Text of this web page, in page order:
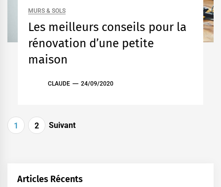
MURS & SOLS
Les meilleurs conseils pour la
rénovation d’une petite
maison
CLAUDE 24/09/2020
Pagination
1 2 Suivant
Articles Récents